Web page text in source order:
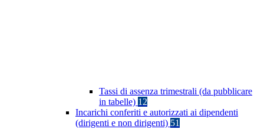
Tassi di assenza trimestrali (da pubblicare
in tabelle) 12
Incarichi conferiti e autorizzati ai dipendenti
(dirigenti e non dirigenti) 51